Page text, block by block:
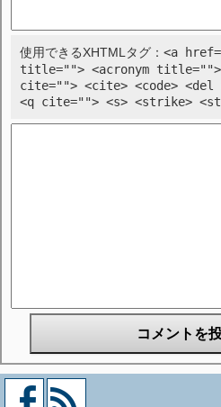
使用できるXHTMLタグ： <a
title=""> <acronym title="">
cite=""> <cite> <code> <del
<q cite=""> <s> <strike>